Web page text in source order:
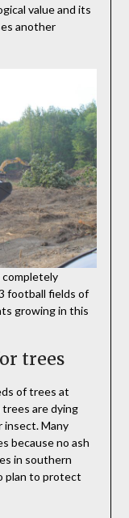
value and its
another
completely
football fields of
growing in this
trees
of trees at
are dying
insect. Many
because no ash
in southern
plan to protect